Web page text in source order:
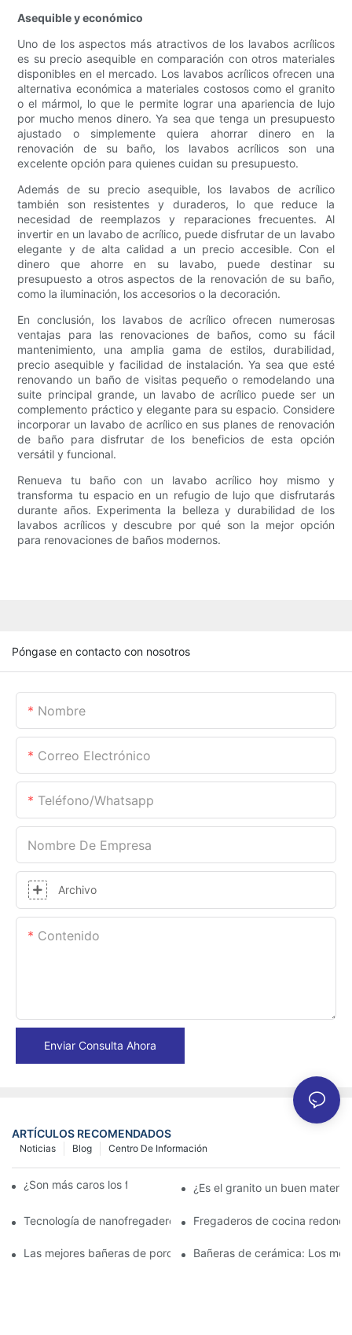
Asequible y económico
Uno de los aspectos más atractivos de los lavabos acrílicos
es su precio asequible en comparación con otros materiales
disponibles en el mercado. Los lavabos acrílicos ofrecen una
alternativa económica a materiales costosos como el granito
o el mármol, lo que le permite lograr una apariencia de lujo
por mucho menos dinero. Ya sea que tenga un presupuesto
ajustado o simplemente quiera ahorrar dinero en la
renovación de su baño, los lavabos acrílicos son una
excelente opción para quienes cuidan su presupuesto.
Además de su precio asequible, los lavabos de acrílico
también son resistentes y duraderos, lo que reduce la
necesidad de reemplazos y reparaciones frecuentes. Al
invertir en un lavabo de acrílico, puede disfrutar de un lavabo
elegante y de alta calidad a un precio accesible. Con el
dinero que ahorre en su lavabo, puede destinar su
presupuesto a otros aspectos de la renovación de su baño,
como la iluminación, los accesorios o la decoración.
En conclusión, los lavabos de acrílico ofrecen numerosas
ventajas para las renovaciones de baños, como su fácil
mantenimiento, una amplia gama de estilos, durabilidad,
precio asequible y facilidad de instalación. Ya sea que esté
renovando un baño de visitas pequeño o remodelando una
suite principal grande, un lavabo de acrílico puede ser un
complemento práctico y elegante para su espacio. Considere
incorporar un lavabo de acrílico en sus planes de renovación
de baño para disfrutar de los beneficios de esta opción
versátil y funcional.
Renueva tu baño con un lavabo acrílico hoy mismo y
transforma tu espacio en un refugio de lujo que disfrutarás
durante años. Experimenta la belleza y durabilidad de los
lavabos acrílicos y descubre por qué son la mejor opción
para renovaciones de baños modernos.
Póngase en contacto con nosotros
Nombre
Correo Electrónico
Teléfono/whatsapp
Nombre De Empresa
Archivo
Contenido
Enviar Consulta Ahora
ARTÍCULOS RECOMENDADOS
Centro De Información
Blog
Noticias
¿Son más caros los fregaderos de granito?¿Es el granito un buen
Tecnología de nanofregaderos: lo que los propietarios deben
Fregaderos de cocina
Las mejores bañeras de porcelana para un baño clásico
Bañeras de cerámica: Los